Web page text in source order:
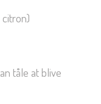
citron)
tåle at blive